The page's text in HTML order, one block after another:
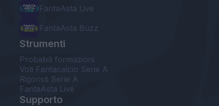
FantaAsta Live
FantaAsta Buzz
Strumenti
Probabili formazioni
Voti Fantacalcio Serie A
Rigoristi Serie A
FantaAsta Live
Supporto